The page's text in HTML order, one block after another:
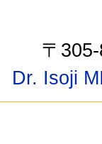
〒
Dr. Isoji